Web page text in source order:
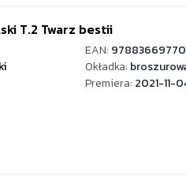
T.2 Twarz bestii
EAN:
Okładka:
Premiera: 2021-11-